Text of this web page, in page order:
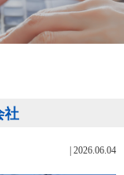
社
2026.06.04